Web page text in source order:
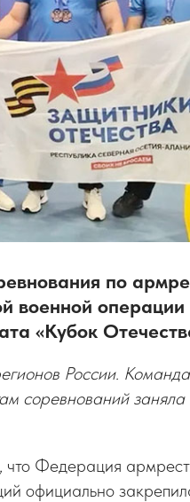
по
военной операции
«Кубок
России.
соревнований заняла
что Федерация
официально